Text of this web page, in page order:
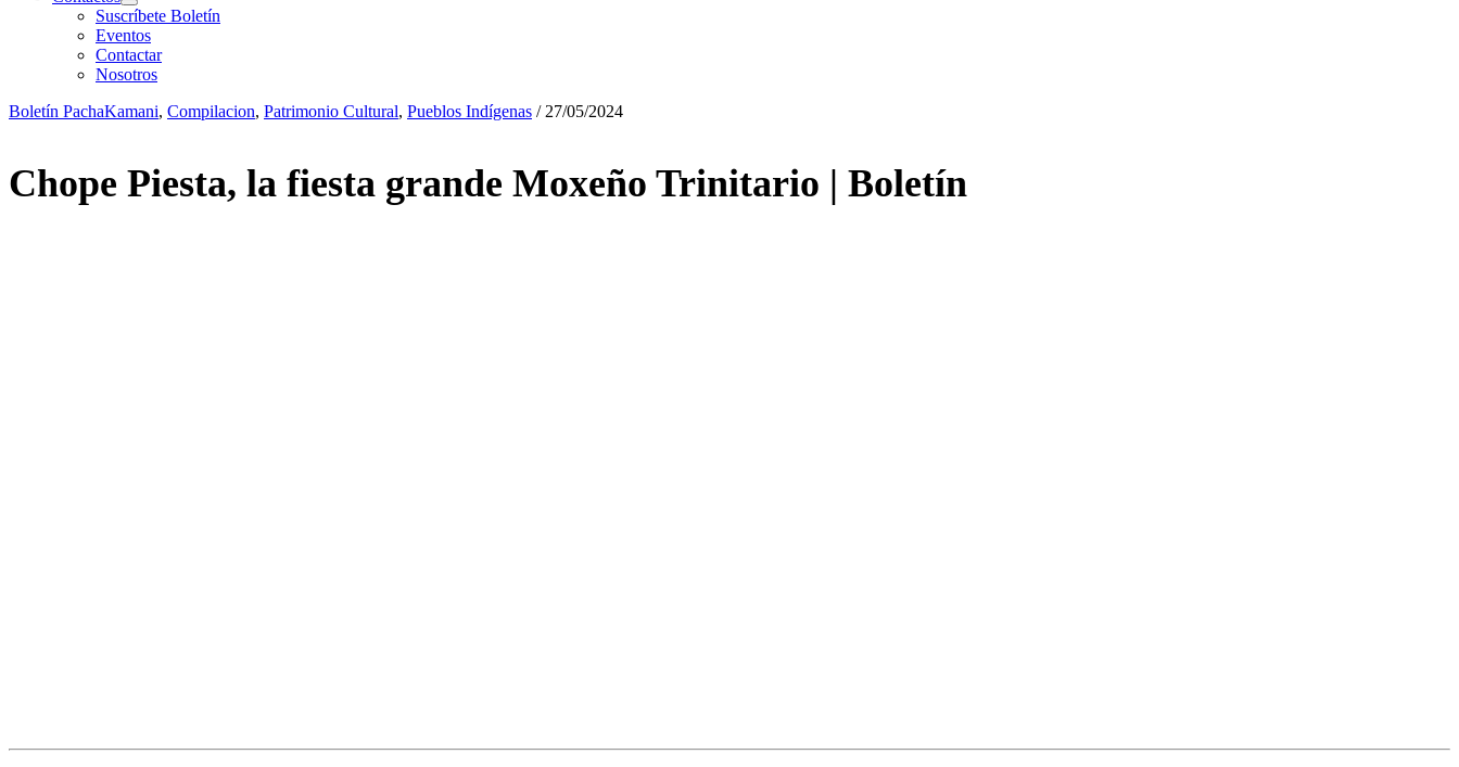
Suscríbete Boletín
Eventos
Contactar
Nosotros
Boletín PachaKamani, Compilacion, Patrimonio Cultural, Pueblos Indígenas / 27/05/2024
Chope Piesta, la fiesta grande Moxeño Trinitario | Boletín